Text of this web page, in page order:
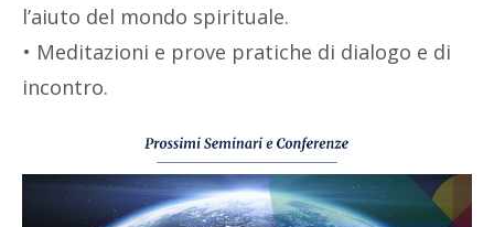
l’aiuto del mondo spirituale.
• Meditazioni e prove pratiche di dialogo e di
incontro.